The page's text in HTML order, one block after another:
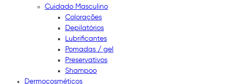
Cuidado Masculino
Colorações
Depilatórios
Lubrificantes
Pomadas / gel
Preservativos
Shampoo
Dermocosméticos